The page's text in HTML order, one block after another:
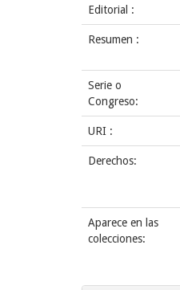
Editorial :
Resumen :
Serie o
Congreso:
URI :
Derechos:
Aparece en las
colecciones: